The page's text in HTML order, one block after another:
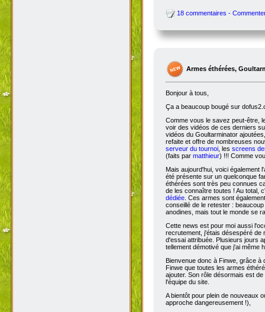
18 commentaires -
Armes éthérées,
Bonjour à tous,
Ça a beaucoup bougé sur
Comme vous le savez peut-être,
voir des vidéos de ces derniers
vidéos du Goultarminator
refaite et offre de nombreuses
serveur du tournoi, les screens
(faits par matthieur) !!! Comme
Mais aujourd'hui, voici également
été présente sur un quelconque
éthérées sont très peu connues
de les connaître toutes ! Au total,
dédiée. Ces armes sont
conseillé de le retester :
anodines, mais tout le monde se
Cette news est pour moi aussi
recrutement, j'étais désespéré de
d'essai attribuée. Plusieurs jours
tellement démotivé que j'ai même
Bienvenue donc à Finwe, grâce
Finwe que toutes les armes
ajouter. Son rôle désormais est
l'équipe du site.
A bientôt pour plein de nouveaux
approche dangereusement !),